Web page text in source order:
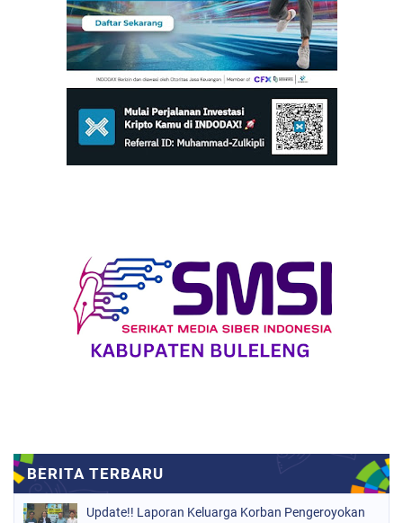
Update!! Laporan Keluarga Korban Pengeroyokan